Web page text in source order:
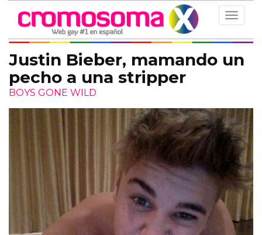
Toggle
Justin Bieber, mamando un
pecho a una stripper
BOYS GONE WILD